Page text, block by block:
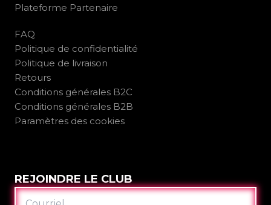
Plateforme Partenaire
FAQ
Politique de confidentialité
Politique de livraison
Retours
Conditions générales B2C
Conditions générales B2B
Paramètres des cookies
REJOINDRE LE CLUB
COURRIEL